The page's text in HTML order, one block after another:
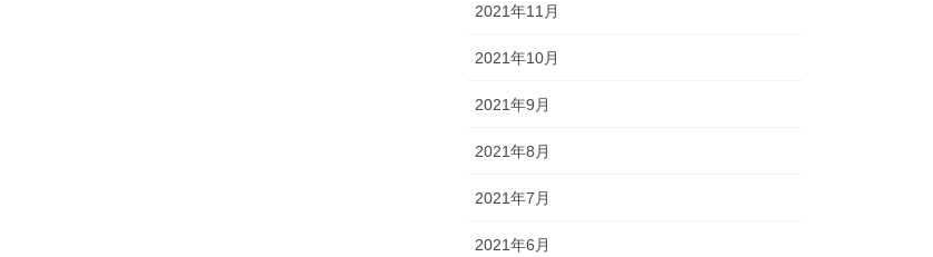
2021年11月
2021年10月
2021年9月
2021年8月
2021年7月
2021年6月